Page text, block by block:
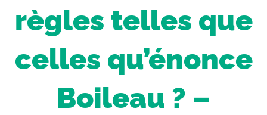
règles telles que
celles qu’énonce
Boileau ? –